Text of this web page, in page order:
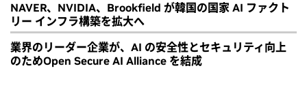
NAVER、NVIDIA、Brookfield が韓国の国家 AI ファクト
リー インフラ構築を拡大へ
業界のリーダー企業が、AI の安全性とセキュリティ向上
のためOpen Secure AI Alliance を結成